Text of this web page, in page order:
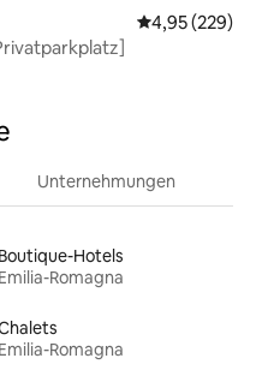
4,95 (229)
Unternehmungen
Boutique-Hotels
Emilia-Romagna
Emilia-Romagna